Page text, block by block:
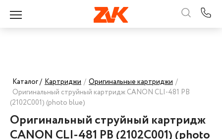
Каталог / Картриджи / Оригинальные картриджи /
Оригинальный струйный картридж CANON CLI-481 PB
(2102C001) (photo blue)
Оригинальный струйный картридж
CANON CLI-481 PB (2102C001) (photo